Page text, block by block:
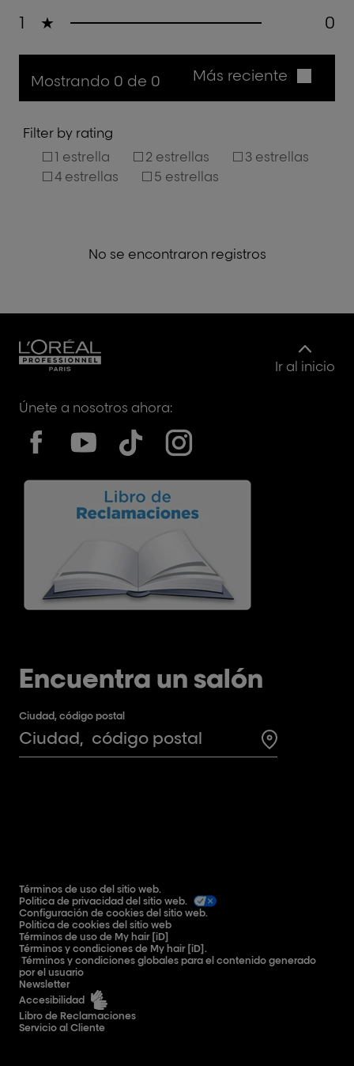
1
★ 0
Mostrando 0 de 0 Más reciente
Filter by rating
1 estrella
2 estrellas
3 estrellas
4 estrellas
5 estrellas
No se encontraron registros
Ir al inicio
Únete a nosotros ahora:
Encuentra un salón
Ciudad, código postal
Search for a
Términos de uso del sitio web.
Política de privacidad del sitio web.
Configuración de cookies del sitio web.
Política de cookies del sitio web
Términos de uso de My hair [iD]
Términos y condiciones de My hair [iD].
Términos y condiciones globales para el contenido generado
por el usuario
Newsletter
Accesibilidad
Libro de Reclamaciones
Servicio al Cliente